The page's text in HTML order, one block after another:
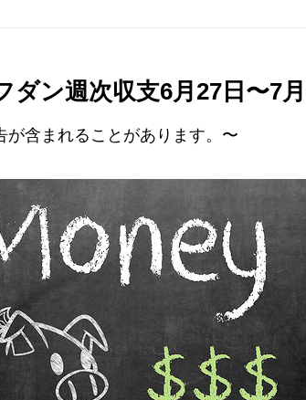
ダン週次収支6月27日〜7月
が含まれることがあります。〜